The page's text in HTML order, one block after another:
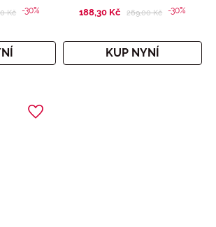
from
Kčto-30% 188,30 Kč Price reduced from
269,00 Kčto-30%
KUP NYNÍ